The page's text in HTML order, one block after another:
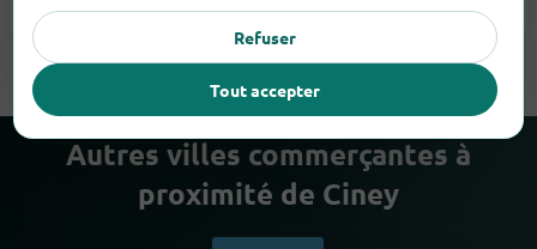
Autres villes commerçantes à
proximité de Ciney
Refuser
Tout accepter